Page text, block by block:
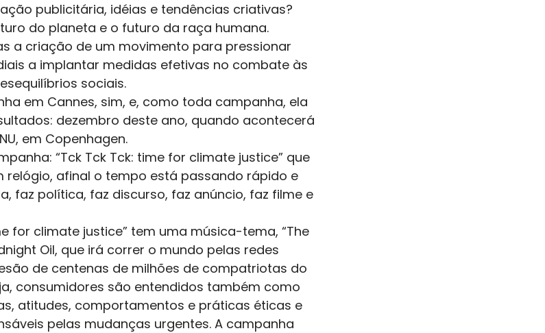
publicitária, idéias e tendências criativas?
do planeta e o futuro da raça humana.
a criação de um movimento para pressionar
a implantar medidas efetivas no combate às
sociais.
em Cannes, sim, e, como toda campanha, ela
dezembro deste ano, quando acontecerá
em Copenhagen.
“Tck Tck Tck: time for climate justice” que
relógio, afinal o tempo está passando rápido e
faz política, faz discurso, faz anúncio, faz filme e
for climate justice” tem uma música-tema, “The
Oil, que irá correr o mundo pelas redes
de centenas de milhões de compatriotas do
consumidores são entendidos também como
atitudes, comportamentos e práticas éticas e
pelas mudanças urgentes. A campanha